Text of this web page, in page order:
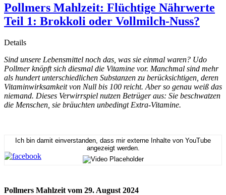
Pollmers Mahlzeit: Flüchtige Nährwerte
Teil 1: Brokkoli oder Vollmilch-Nuss?
Details
Sind unsere Lebensmittel noch das, was sie einmal waren? Udo
Pollmer knöpft sich diesmal die Vitamine vor. Manchmal sind mehr
als hundert unterschiedlichen Substanzen zu berücksichtigen, deren
Vitaminwirksamkeit von Null bis 100 reicht. Aber so genau weiß das
niemand. Dieses Verwirrspiel nutzen Betrüger aus: Sie beschwatzen
die Menschen, sie bräuchten unbedingt Extra-Vitamine.
Ich bin damit einverstanden, dass mir externe Inhalte von YouTube
angezeigt werden.
Pollmers Mahlzeit vom 29. August 2024